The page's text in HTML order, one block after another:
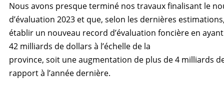
Nous avons presque terminé nos travaux finalisant le
d’évaluation 2023 et que, selon les dernières
établir un nouveau record d’évaluation foncière en
42 milliards de dollars à l’échelle de la
province, soit une augmentation de plus de 4 milliards
rapport à l’année dernière.